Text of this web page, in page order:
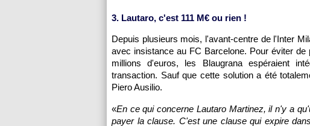
3. Lautaro, c'est 111 M€ ou rien !
Depuis plusieurs mois, l'avant-centre de l'Inter
avec insistance au FC Barcelone. Pour éviter
millions d'euros, les Blaugrana espéraient
transaction. Sauf que cette solution a été
Piero Ausilio.
«En ce qui concerne Lautaro Martinez, il n'y a
payer la clause. C'est une clause qui expire